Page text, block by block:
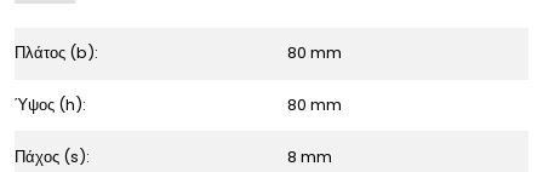
Πλάτος (b): 80 mm
Ύψος (h): 80 mm
Πάχος (s): 8 mm